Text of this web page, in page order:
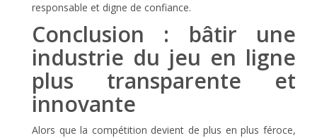
responsable et digne de confiance.
Conclusion : bâtir une
industrie du jeu en ligne
plus transparente et
innovante
Alors que la compétition devient de plus en plus féroce,